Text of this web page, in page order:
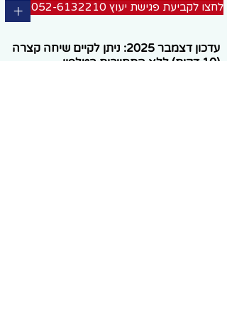
לחצו לקביעת פגישת יעוץ 052-6132210 +
עדכון דצמבר 2025: ניתן לקיים שיחה קצרה
(10 דקות) ללא התחייבות בטלפון